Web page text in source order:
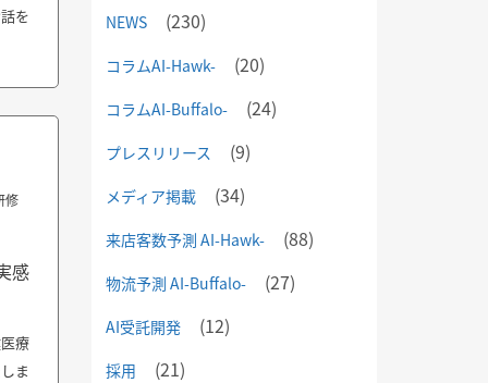
を
修
感
療
ま
NEWS (230)
コラムAI-Hawk- (20)
コラムAI-Buffalo- (24)
プレスリリース (9)
メディア掲載 (34)
来店客数予測 AI-Hawk- (88)
物流予測 AI-Buffalo- (27)
AI受託開発 (12)
採用 (21)